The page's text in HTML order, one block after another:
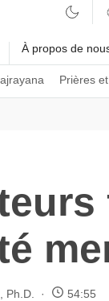
Prières
À propos de
Ph.D. 54:55